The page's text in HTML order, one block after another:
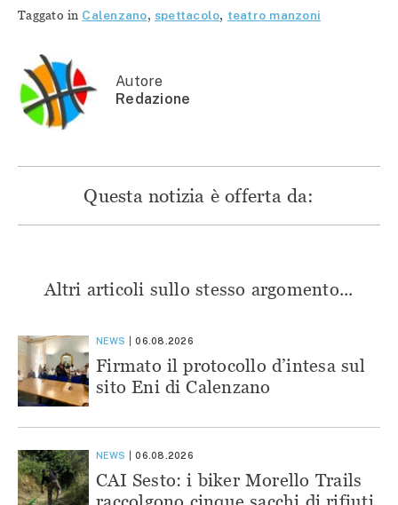
Twitter
(Si
finestra)
(Si
apre
(Si
apre
(Si
apre
Taggato in Calenzano, spettacolo, teatro manzoni
Autore
Redazione
Questa notizia è offerta da:
Altri articoli sullo stesso argomento...
NEWS 06.08.2026
Firmato il protocollo d’intesa sul
sito Eni di Calenzano
NEWS 06.08.2026
CAI Sesto: i biker Morello Trails
raccolgono cinque sacchi di rifiuti